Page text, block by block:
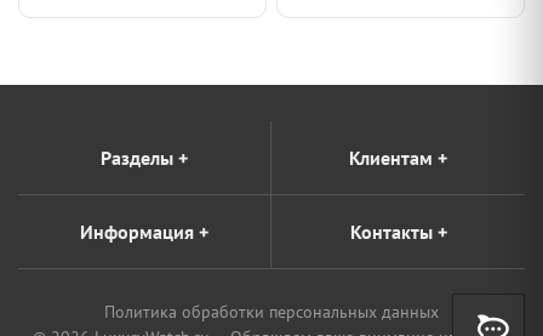
Разделы + Клиентам +
Информация + Контакты+
Политика обработки персональных данных